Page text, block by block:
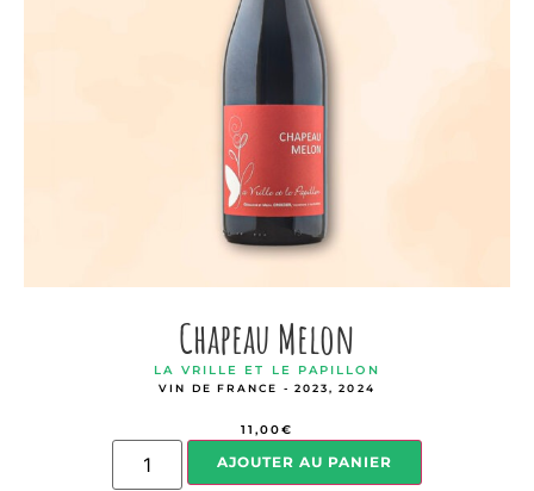
Chapeau Melon
LA VRILLE ET LE PAPILLON
VIN DE FRANCE - 2023, 2024
11,00€
AJOUTER AU PANIER